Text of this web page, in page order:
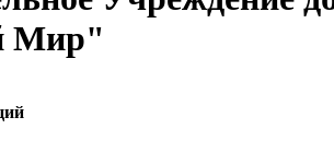
Мир"